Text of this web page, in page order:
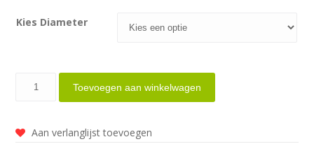
Kies Diameter
Oxford
Throttle
Toevoegen aan winkelwagen
Aan verlanglijst toevoegen